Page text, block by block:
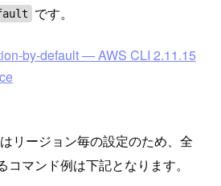
です。
by-default — AWS CLI 2.11.15
リージョン毎の設定のため、全
マンド例は下記となります。